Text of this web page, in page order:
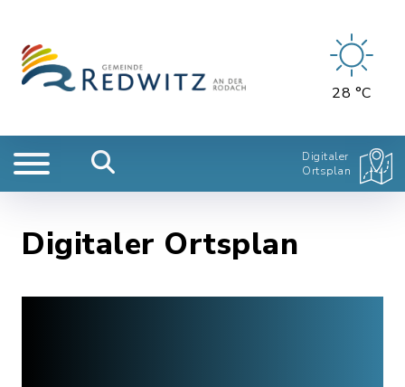
28 °C
Digitaler
Ortsplan
Digitaler Ortsplan